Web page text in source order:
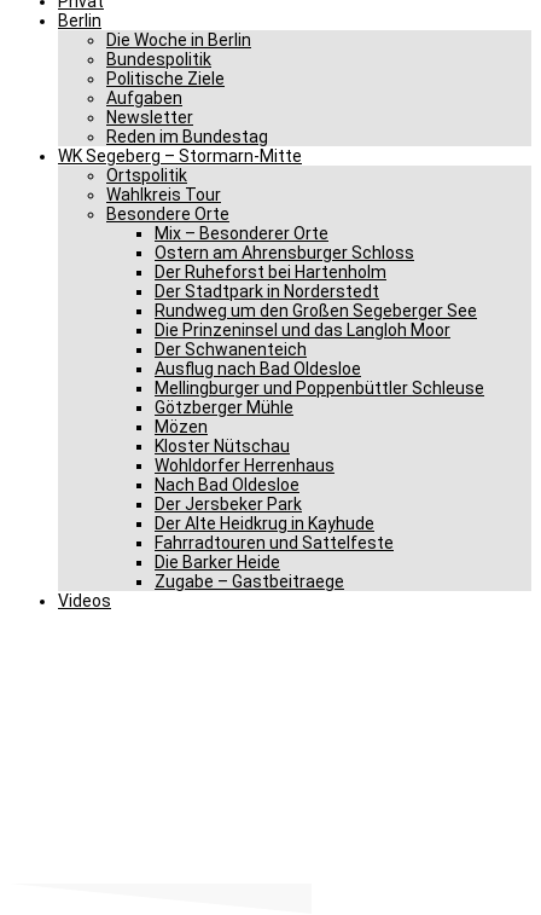
Berlin
Die Woche in Berlin
Bundespolitik
Politische Ziele
Aufgaben
Newsletter
Reden im Bundestag
WK Segeberg – Stormarn-Mitte
Ortspolitik
Wahlkreis Tour
Besondere Orte
Mix – Besonderer Orte
Ostern am Ahrensburger Schloss
Der Ruheforst bei Hartenholm
Der Stadtpark in Norderstedt
Rundweg um den Großen Segeberger See
Die Prinzeninsel und das Langloh Moor
Der Schwanenteich
Ausflug nach Bad Oldesloe
Mellingburger und Poppenbüttler Schleuse
Götzberger Mühle
Mözen
Kloster Nütschau
Wohldorfer Herrenhaus
Nach Bad Oldesloe
Der Jersbeker Park
Der Alte Heidkrug in Kayhude
Fahrradtouren und Sattelfeste
Die Barker Heide
Zugabe – Gastbeitraege
Videos